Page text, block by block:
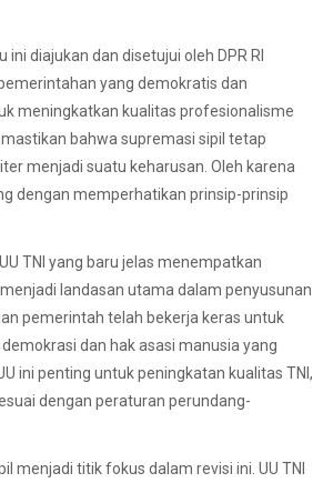
diajukan dan disetujui oleh DPR RI
yang demokratis dan
meningkatkan kualitas profesionalisme
bahwa supremasi sipil tetap
menjadi suatu keharusan. Oleh karena
dengan memperhatikan prinsip-prinsip
TNI yang baru jelas menempatkan
landasan utama dalam penyusunan
pemerintah telah bekerja keras untuk
dan hak asasi manusia yang
ini penting untuk peningkatan kualitas TNI,
dengan peraturan perundang-
titik fokus dalam revisi ini. UU TNI